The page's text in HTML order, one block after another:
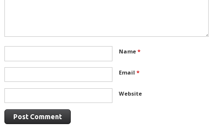
Name *
Email *
Website